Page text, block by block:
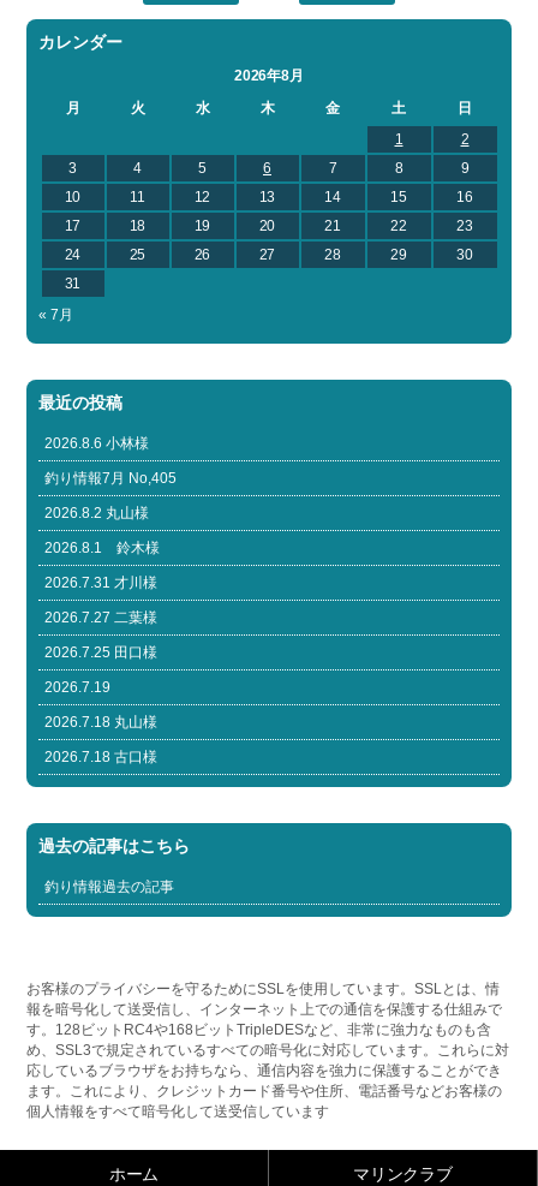
カレンダー
2026年8月
月
火 水 木 金 土
日
1
2
3
4 5 6 7 8
9
10
11 12 13 14 15
16
17
18 19 20 21 22
23
24
25 26 27 28 29
30
31
« 7月
最近の投稿
2026.8.6 小林様
釣り情報7月 No,405
2026.8.2 丸山様
2026.8.1 鈴木様
2026.7.31 才川様
2026.7.27 二葉様
2026.7.25 田口様
2026.7.19
2026.7.18 丸山様
2026.7.18 古口様
過去の記事はこちら
釣り情報過去の記事
お客様のプライバシーを守るためにSSLを使用しています。SSLとは、情
報を暗号化して送受信し、インターネット上での通信を保護する仕組みで
す。128ビットRC4や168ビットTripleDESなど、非常に強力なものも含
め、SSL3で規定されているすべての暗号化に対応しています。これらに対
応しているブラウザをお持ちなら、通信内容を強力に保護することができ
ます。これにより、クレジットカード番号や住所、電話番号などお客様の
個人情報をすべて暗号化して送受信しています
ホーム マリンクラブ